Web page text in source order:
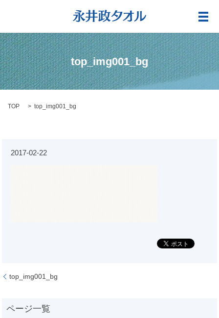
メ
top_img001_bg
TOP top_img001_bg
2017-02-22
top_img001_bg